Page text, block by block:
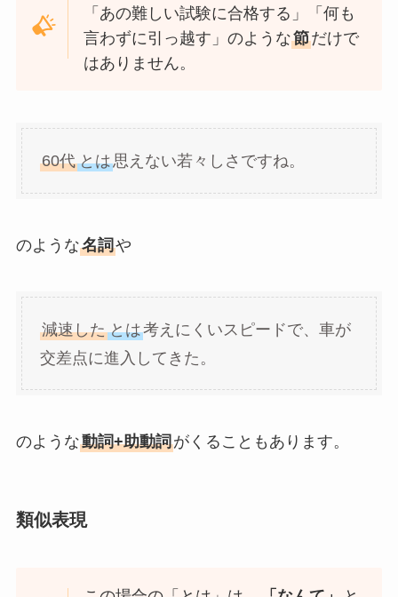
「あの難しい試験に合格する」「何も
言わずに引っ越す」のような節だけで
はありません。
60代 とは思えない若々しさですね。
のような名詞や
減速した とは考えにくいスピードで、車が
交差点に進入してきた。
のような動詞+助動詞がくることもあります。
類似表現